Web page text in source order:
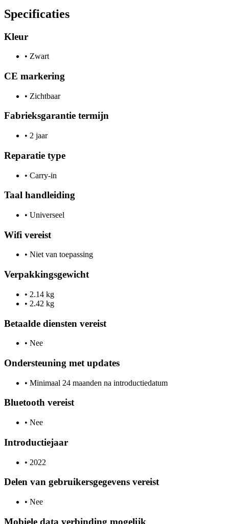
Specificaties
Kleur
• Zwart
CE markering
• Zichtbaar
Fabrieksgarantie termijn
• 2 jaar
Reparatie type
• Carry-in
Taal handleiding
• Universeel
Wifi vereist
• Niet van toepassing
Verpakkingsgewicht
• 2.14 kg
• 2.42 kg
Betaalde diensten vereist
• Nee
Ondersteuning met updates
• Minimaal 24 maanden na introductiedatum
Bluetooth vereist
• Nee
Introductiejaar
• 2022
Delen van gebruikersgegevens vereist
• Nee
Mobiele data verbinding mogelijk